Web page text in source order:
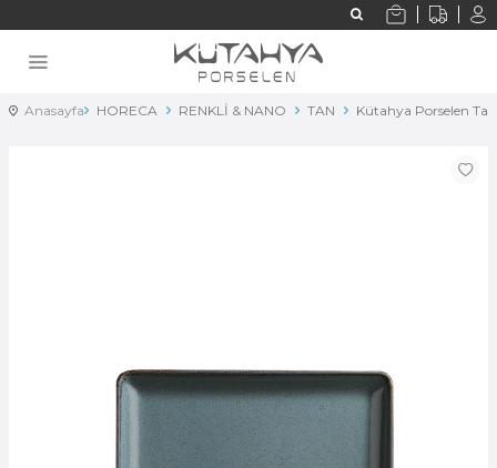
Anasayfa HORECA RENKLİ & NANO TAN Kütahya Porselen